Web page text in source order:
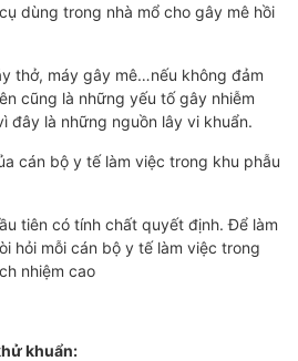
dùng trong nhà mổ cho gây mê hồi
thở, máy gây mê…nếu không đảm
cũng là những yếu tố gây nhiễm
đây là những nguồn lây vi khuẩn.
cán bộ y tế làm việc trong khu phẫu
tiên có tính chất quyết định. Để làm
hỏi mỗi cán bộ y tế làm việc trong
nhiệm cao
khuẩn: